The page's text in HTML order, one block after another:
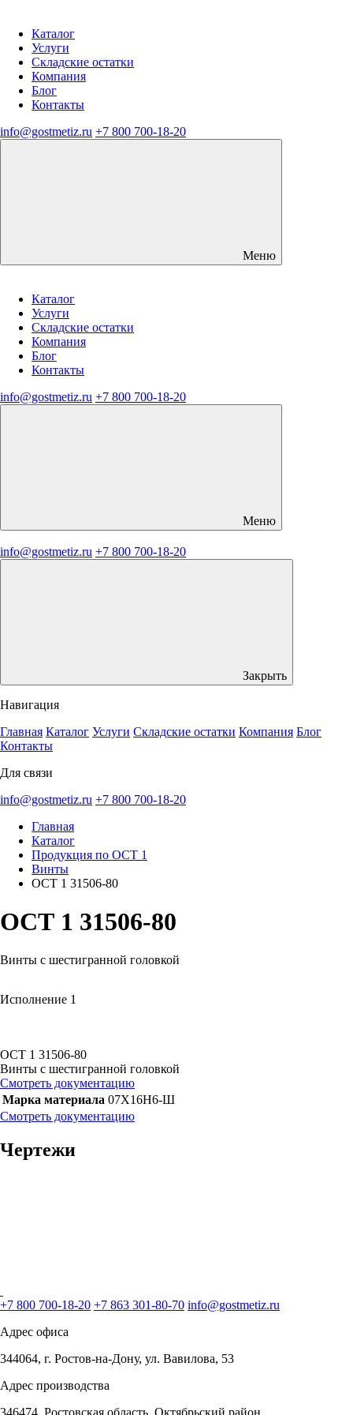
Каталог
Услуги
Складские остатки
Компания
Блог
Контакты
info@gostmetiz.ru +7 800 700-18-20
Меню
Каталог
Услуги
Складские остатки
Компания
Блог
Контакты
info@gostmetiz.ru +7 800 700-18-20
Меню
info@gostmetiz.ru +7 800 700-18-20
Закрыть
Навигация
Главная Каталог Услуги Складские остатки Компания Блог
Контакты
Для связи
info@gostmetiz.ru +7 800 700-18-20
Главная
Каталог
Продукция по ОСТ 1
Винты
ОСТ 1 31506-80
ОСТ 1 31506-80
Винты с шестигранной головкой
Исполнение 1
ОСТ 1 31506-80
Винты с шестигранной головкой
Смотреть документацию
Марка материала 07X16H6-Ш
Смотреть документацию
Чертежи
+7 800 700-18-20 +7 863 301-80-70 info@gostmetiz.ru
Адрес офиса
344064, г. Ростов-на-Дону, ул. Вавилова, 53
Адрес производства
346474, Ростовская область, Октябрьский район,